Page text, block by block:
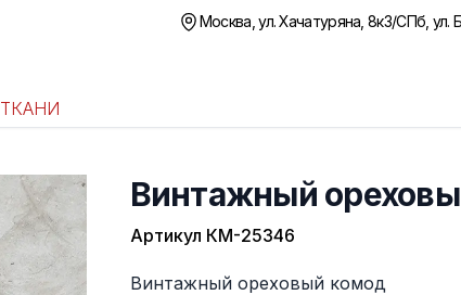
Москва, ул. Хачатуряна, 8к3/СПб, ул.
ТКАНИ
Винтажный
Артикул КМ-25346
Описание
Винтажный ореховый комод